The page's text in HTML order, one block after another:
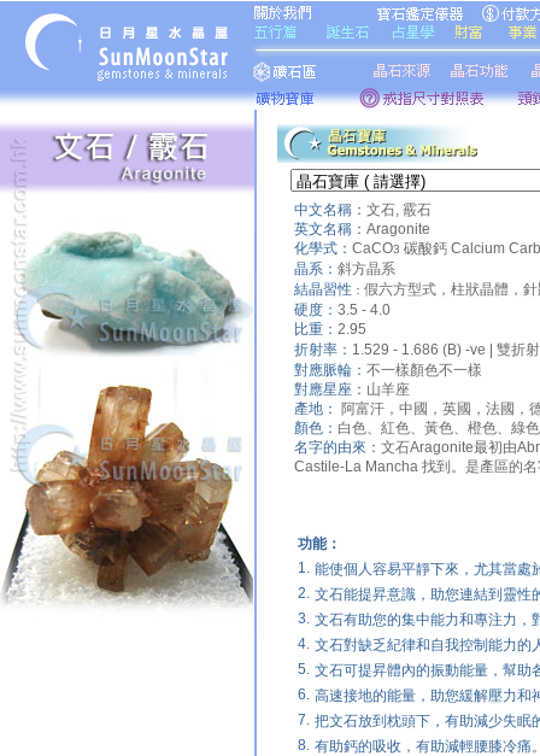
中文名稱： 文石, 霰石
英文名稱： Aragonite
化學式： CaCO3 碳酸鈣 Calcium
晶系： 斜方晶系
結晶習性 ： 假六方型式，柱狀晶體，
硬度： 3.5 - 4.0
比重： 2.95
折射率： 1.529 - 1.686 (B) -ve | 雙折
對應脈輪： 不一樣顏色不一樣
對應星座： 山羊座
產地：
阿富汗，中國，英國，法國，
顏色： 白色、紅色、黃色、橙色、綠
名字的由來： 文石Aragonite最初由
Castile-La Mancha 找到。是產區的
功能：
1. 能使個人容易平靜下來，尤其當處
2. 文石能提昇意識，助您連結到靈性
3. 文石有助您的集中能力和專注力，
4. 文石對缺乏紀律和自我控制能力的
5. 文石可提昇體內的振動能量，幫助
6. 高速接地的能量，助您緩解壓力和
7. 把文石放到枕頭下，有助減少失
8. 有助鈣的吸收，有助減輕腰膝冷痛